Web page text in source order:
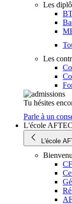
Les
Les
Tu hésites
Parle à un
L'école AFTEC
L'école